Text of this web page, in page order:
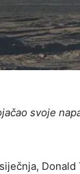
svoje